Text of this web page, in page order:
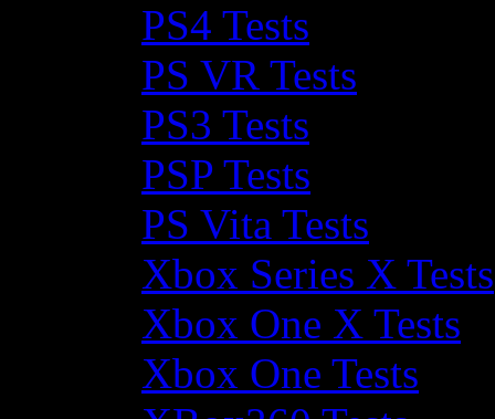
PS4 Tests
PS VR Tests
PS3 Tests
PSP Tests
PS Vita Tests
Xbox Series X Tests
Xbox One X Tests
Xbox One Tests